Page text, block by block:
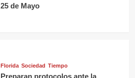
25 de Mayo
Florida Sociedad Tiempo
Preparan protocolos ante la